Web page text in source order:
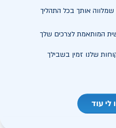
אותך בכל התהליך
המותאמת לצרכים שלך
שלנו זמין בשבילך
לי עוד